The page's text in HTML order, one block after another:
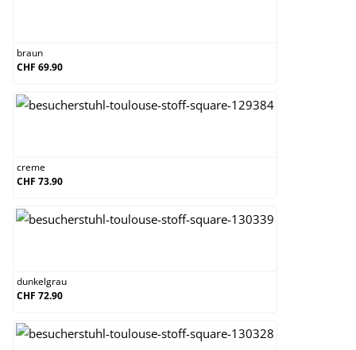
braun
CHF 69.90
creme
CHF 73.90
dunkelgrau
CHF 72.90